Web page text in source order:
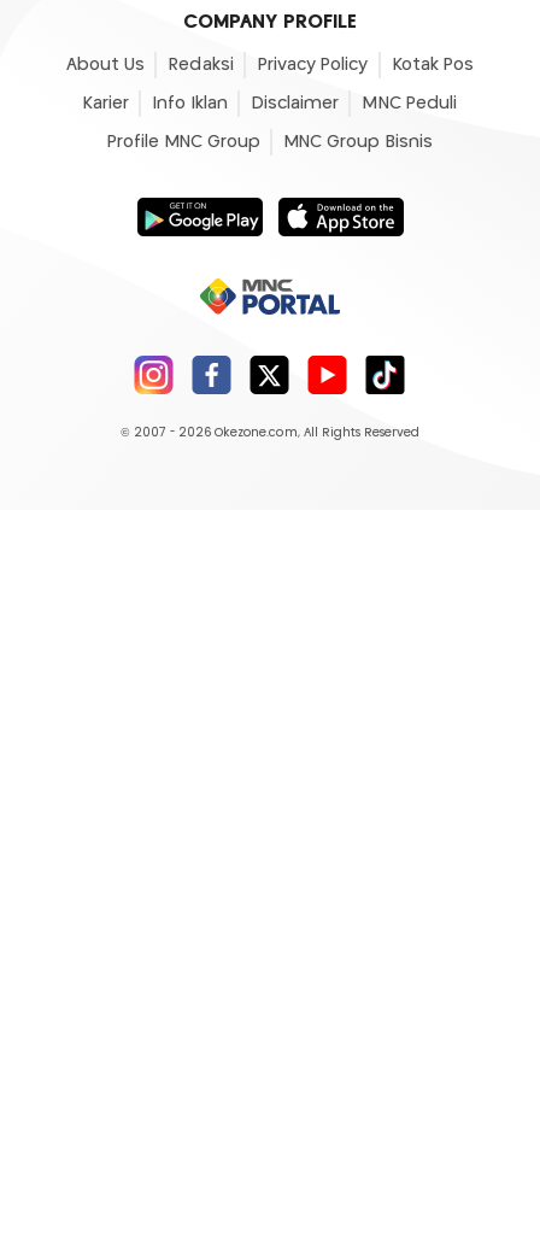
COMPANY PROFILE
About Us Redaksi Privacy Policy Kotak Pos
Karier Info Iklan Disclaimer MNC Peduli
Profile MNC Group MNC Group Bisnis
© 2007 - 2026 Okezone.com, All Rights Reserved